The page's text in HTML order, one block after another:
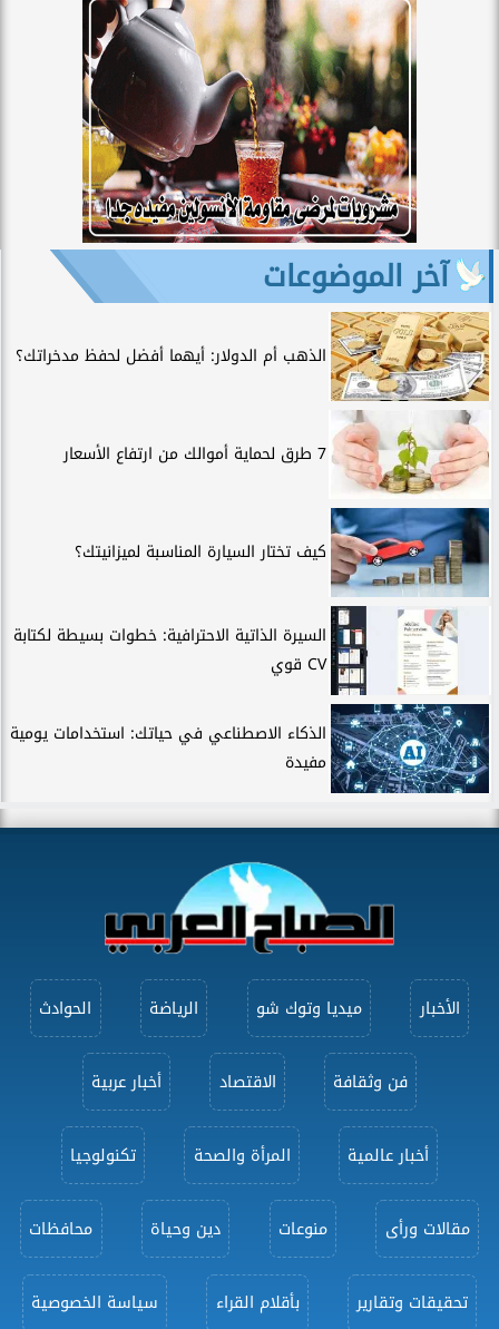
آخر الموضوعات
الذهب أم الدولار: أيهما أفضل لحفظ مدخراتك؟
7 طرق لحماية أموالك من ارتفاع الأسعار
كيف تختار السيارة المناسبة لميزانيتك؟
السيرة الذاتية الاحترافية: خطوات بسيطة لكتابة
CV قوي
الذكاء الاصطناعي في حياتك: استخدامات يومية
مفيدة
الأخبار ميديا وتوك شو الرياضة الحوادث
فن وثقافة الاقتصاد أخبار عربية
أخبار عالمية المرأة والصحة تكنولوجيا
مقالات ورأى منوعات دين وحياة محافظات
تحقيقات وتقارير بأقلام القراء سياسة الخصوصية